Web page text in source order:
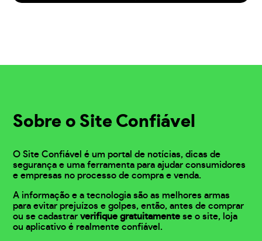
Sobre o Site Confiável
O Site Confiável é um portal de notícias, dicas de
segurança e uma ferramenta para ajudar consumidores
e empresas no processo de compra e venda.
A informação e a tecnologia são as melhores armas
para evitar prejuízos e golpes, então, antes de comprar
ou se cadastrarverifique gratuitamente se o site, loja
ou aplicativo é realmente confiável.